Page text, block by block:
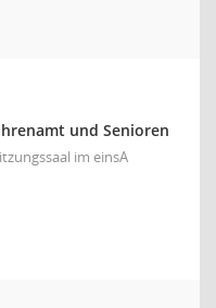
und Senioren
im einsA